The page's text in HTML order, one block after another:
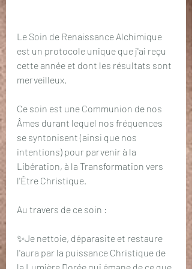
Le Soin de Renaissance Alchimique
est un protocole unique que j'ai reçu
cette année et dont les résultats sont
merveilleux.
Ce soin est une Communion de nos
Âmes durant lequel nos fréquences
se syntonisent (ainsi que nos
intentions) pour parvenir à la
Libération, à la Transformation vers
l'Être Christique.
Au travers de ce soin :
✨Je nettoie, déparasite et restaure
l'aura par la puissance Christique de